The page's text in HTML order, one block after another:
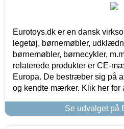
Eurotoys.dk er en dansk
legetøj, børnemøbler,
børnemøbler, børnecykler,
relaterede produkter er CE-
Europa. De bestræber sig på
og kendte mærker. Klik her for
Se udvalget på